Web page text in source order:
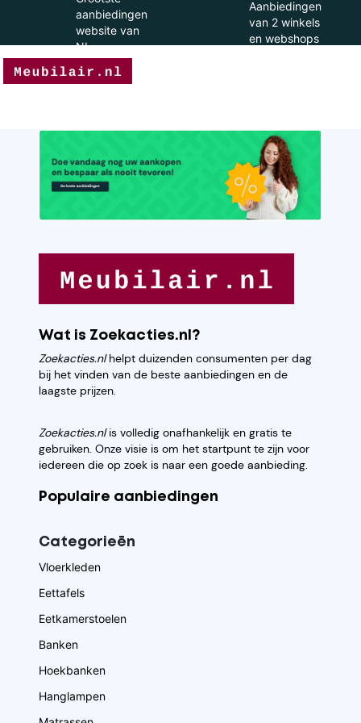
aanbiedingen
website van
NL
Aanbiedingen
van 2 winkels
en webshops
Wat is Zoekacties.nl?
Zoekacties.nlhelpt duizenden consumenten per dag
bij het vinden van de beste aanbiedingen en de
laagste prijzen.
Zoekacties.nlis volledig onafhankelijk en gratis te
gebruiken. Onze visie is om het startpunt te zijn voor
iedereen die op zoek is naar een goede aanbieding.
Populaire aanbiedingen
Categorieēn
Vloerkleden
Eettafels
Eetkamerstoelen
Banken
Hoekbanken
Hanglampen